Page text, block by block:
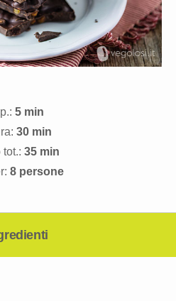
5 min
30 min
tot.: 35 min
8 persone